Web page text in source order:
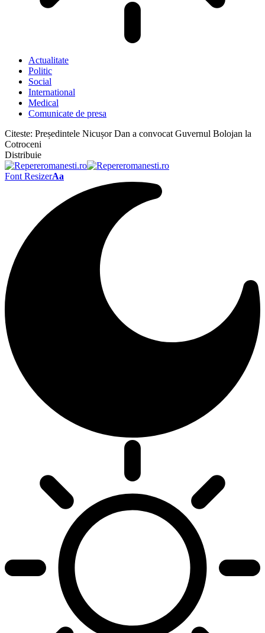
Actualitate
Politic
Social
International
Medical
Comunicate de presa
Citeste: Președintele Nicușor Dan a convocat Guvernul Bolojan la
Cotroceni
Distribuie
Font ResizerAa